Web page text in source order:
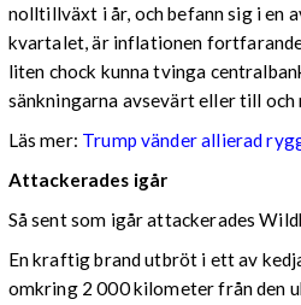
nolltillväxt i år, och befann sig i en
kvartalet, är inflationen
liten chock kunna tvinga
sänkningarna avsevärt eller till och
Läs mer: Trump vänder allierad
Attackerades igår
Så sent som igår attackerades
En kraftig brand utbröt i ett av
omkring 2 000 kilometer från den